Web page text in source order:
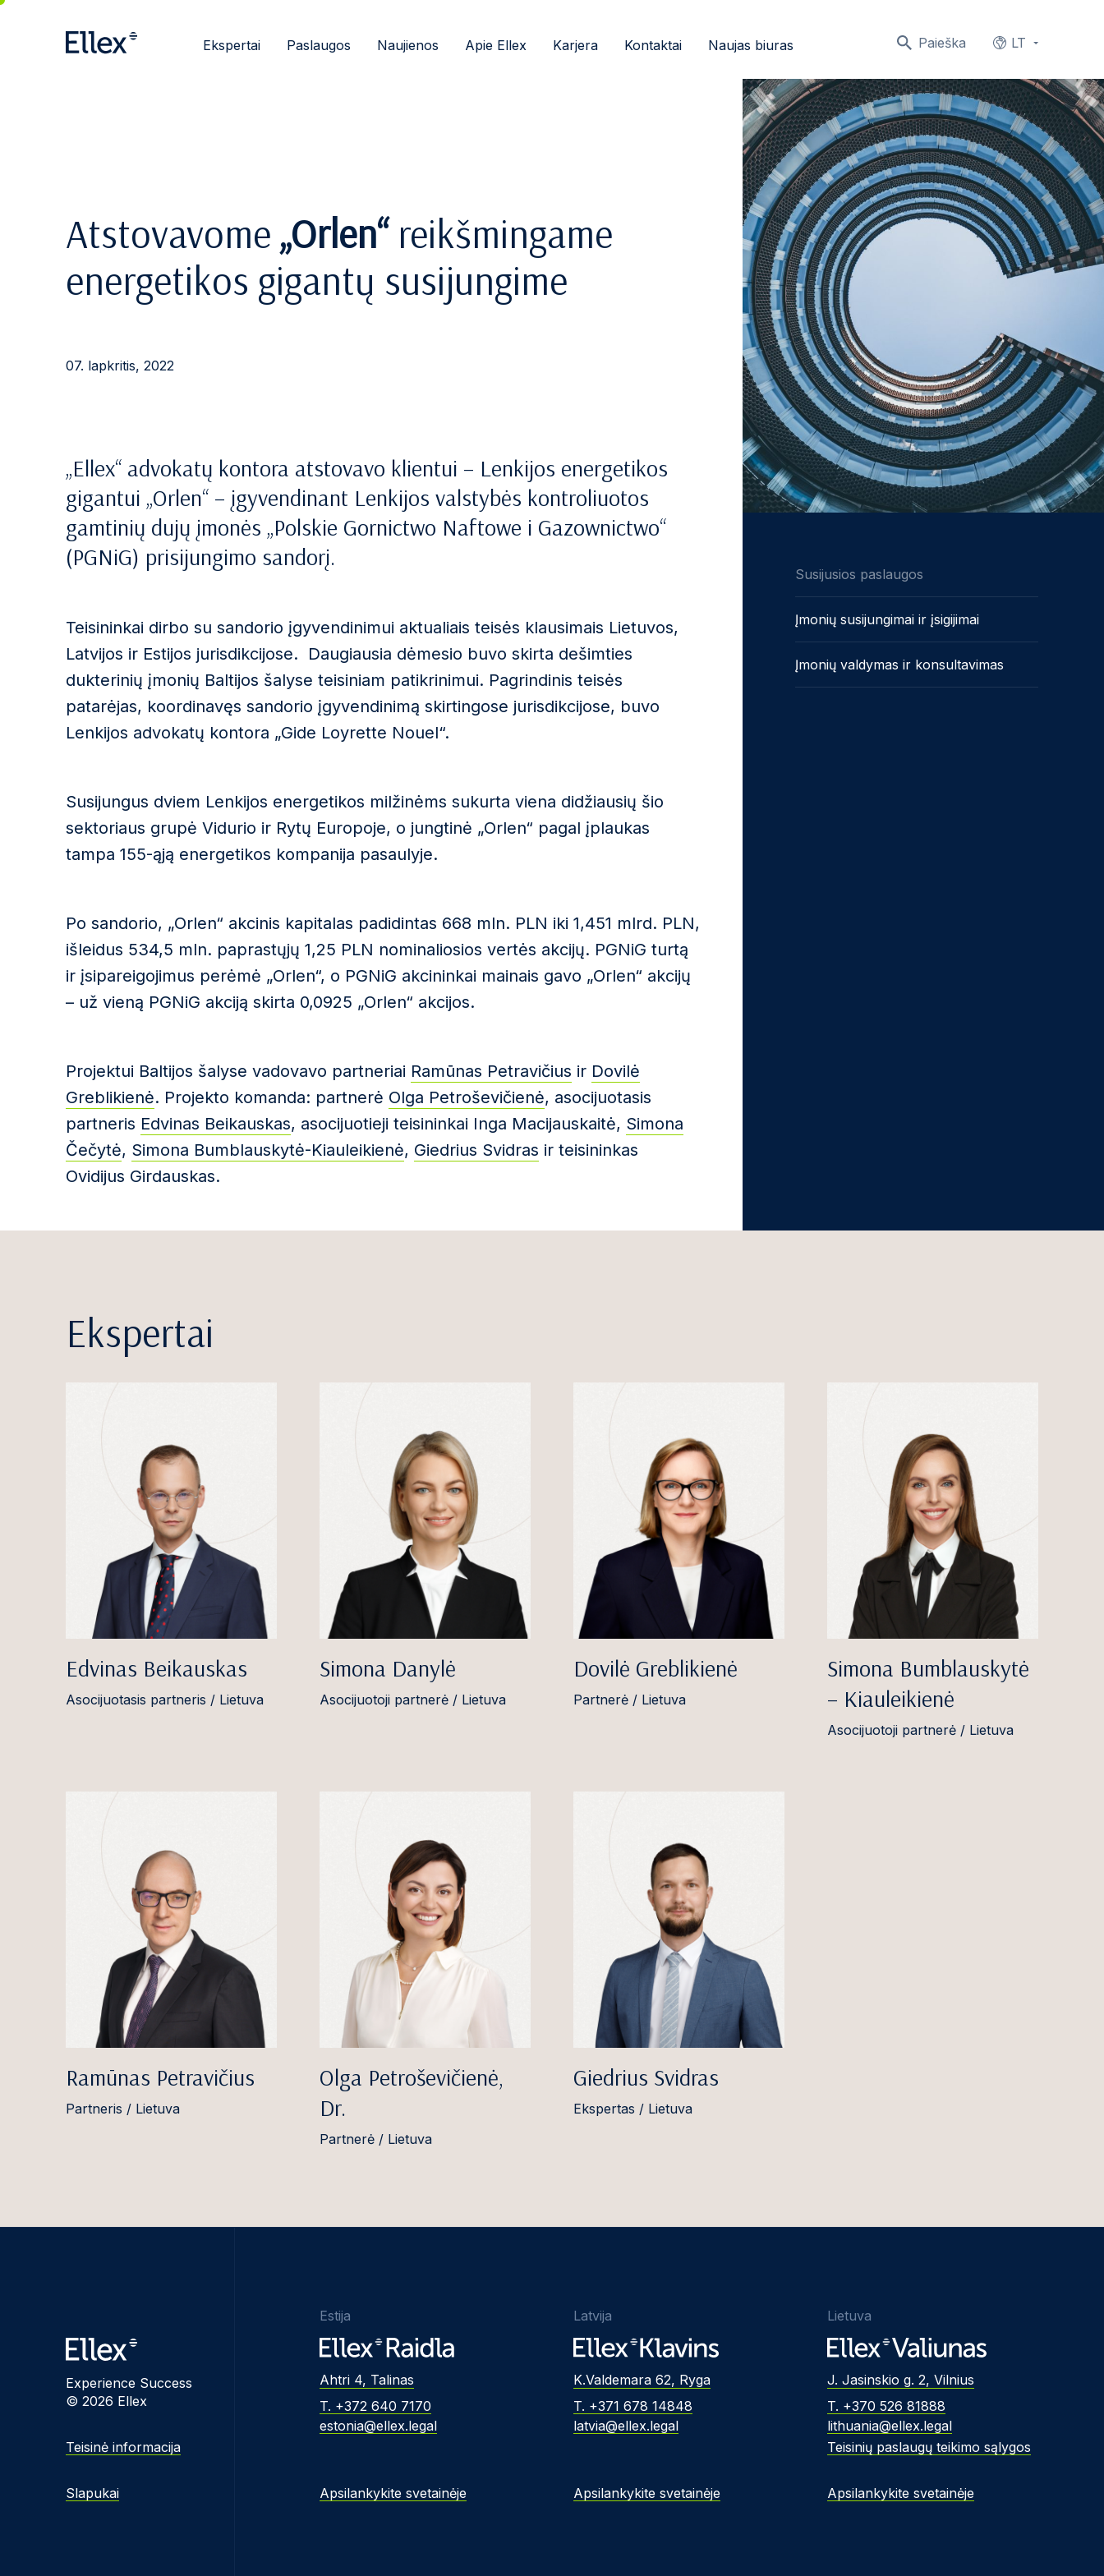
Paieška LT
Ekspertai Paslaugos Naujienos Apie Ellex Karjera Kontaktai Naujas biuras
Atstovavome „Orlen“reikšmingame
energetikos gigantų susijungime
07. lapkritis, 2022
„Ellex“ advokatų kontora atstovavo klientui – Lenkijos energetikos
gigantui „Orlen“ – įgyvendinant Lenkijos valstybės kontroliuotos
gamtinių dujų įmonės „Polskie Gornictwo Naftowe i Gazownictwo“
(PGNiG) prisijungimo sandorį.
Teisininkai dirbo su sandorio įgyvendinimui aktualiais teisės klausimais Lietuvos,
Latvijos ir Estijos jurisdikcijose. Daugiausia dėmesio buvo skirta dešimties
dukterinių įmonių Baltijos šalyse teisiniam patikrinimui. Pagrindinis teisės
patarėjas, koordinavęs sandorio įgyvendinimą skirtingose jurisdikcijose, buvo
Lenkijos advokatų kontora „Gide Loyrette Nouel“.
Susijungus dviem Lenkijos energetikos milžinėms sukurta viena didžiausių šio
sektoriaus grupė Vidurio ir Rytų Europoje, o jungtinė „Orlen“ pagal įplaukas
tampa 155-ąją energetikos kompanija pasaulyje.
Po sandorio, „Orlen“ akcinis kapitalas padidintas 668 mln. PLN iki 1,451 mlrd. PLN,
išleidus 534,5 mln. paprastųjų 1,25 PLN nominaliosios vertės akcijų. PGNiG turtą
ir įsipareigojimus perėmė „Orlen“, o PGNiG akcininkai mainais gavo „Orlen“ akcijų
– už vieną PGNiG akciją skirta 0,0925 „Orlen“ akcijos.
Projektui Baltijos šalyse vadovavo partneriai Ramūnas Petravičius ir Dovilė
Greblikienė. Projekto komanda: partnerė Olga Petroševičienė, asocijuotasis
partneris Edvinas Beikauskas, asocijuotieji teisininkai Inga Macijauskaitė, Simona
Čečytė, Simona Bumblauskytė-Kiauleikienė, Giedrius Svidras ir teisininkas
Ovidijus Girdauskas.
Susijusios paslaugos
Įmonių susijungimai ir įsigijimai
Įmonių valdymas ir konsultavimas
Ekspertai
Edvinas Beikauskas
Asocijuotasis partneris / Lietuva
Simona Danylė
Asocijuotoji partnerė / Lietuva
Dovilė Greblikienė
Partnerė / Lietuva
Simona Bumblauskytė
– Kiauleikienė
Asocijuotoji partnerė / Lietuva
Ramūnas Petravičius
Partneris / Lietuva
Olga Petroševičienė,
Dr.
Partnerė / Lietuva
Giedrius Svidras
Ekspertas / Lietuva
Experience Success
© 2026 Ellex
Teisinė informacija
Slapukai
Estija
Ahtri 4, Talinas
T. +372 640 7170
estonia@ellex.legal
Apsilankykite svetainėje
Latvija
K.Valdemara 62, Ryga
T. +371 678 14848
latvia@ellex.legal
Apsilankykite svetainėje
Lietuva
J. Jasinskio g. 2, Vilnius
T. +370 526 81888
lithuania@ellex.legal
Teisinių paslaugų teikimo sąlygos
Apsilankykite svetainėje